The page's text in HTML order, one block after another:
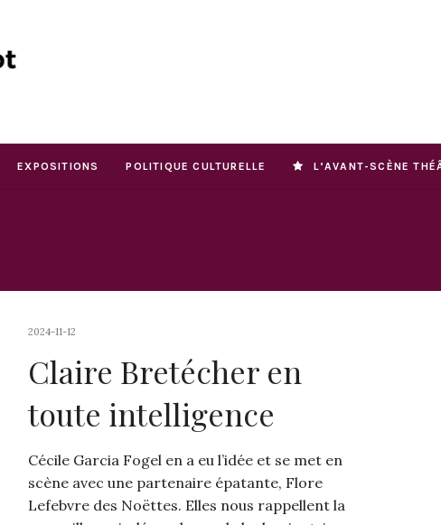
EXPOSITIONS POLITIQUE CULTURELLE L’AVANT-SCÈNE
2024-11-12
Claire Bretécher en
toute intelligence
Cécile Garcia Fogel en a eu l’idée et se met en
scène avec une partenaire épatante, Flore
Lefebvre des Noëttes. Elles nous rappellent la